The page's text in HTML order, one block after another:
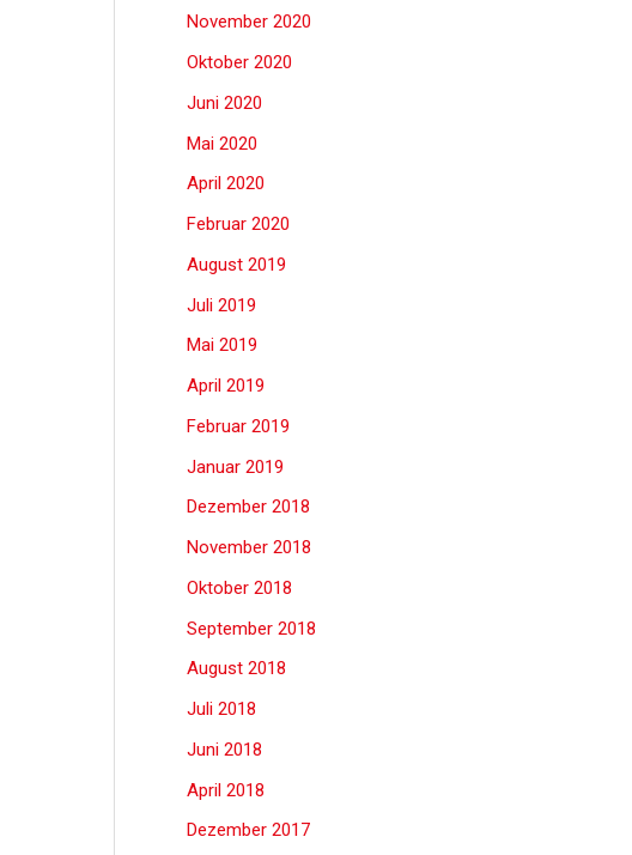
November 2020
Oktober 2020
Juni 2020
Mai 2020
April 2020
Februar 2020
August 2019
Juli 2019
Mai 2019
April 2019
Februar 2019
Januar 2019
Dezember 2018
November 2018
Oktober 2018
September 2018
August 2018
Juli 2018
Juni 2018
April 2018
Dezember 2017